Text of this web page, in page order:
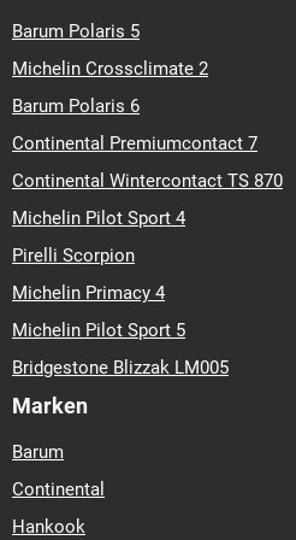
Barum Polaris 5
Michelin Crossclimate 2
Barum Polaris 6
Continental Premiumcontact 7
Continental Wintercontact TS 870
Michelin Pilot Sport 4
Pirelli Scorpion
Michelin Primacy 4
Michelin Pilot Sport 5
Bridgestone Blizzak LM005
Marken
Barum
Continental
Hankook